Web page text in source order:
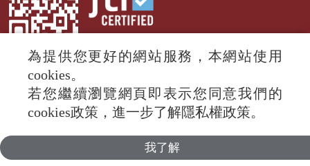
© 2024 RTI (Radio Taiwan International).
All rights reserved.
為提供您更好的網站服務，本網站使用
cookies。
若您繼續瀏覽網頁即表示您同意我們的
cookies政策，進一步了解隱私權政策。
我了解